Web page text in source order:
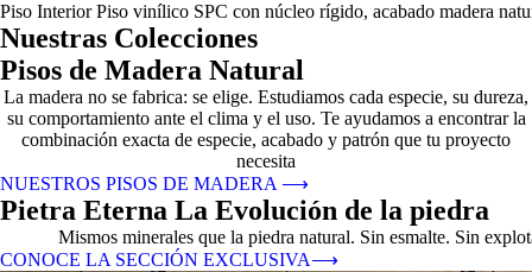
Piso Interior Piso vinílico SPC con núcleo rígido, acabado madera
Nuestras Colecciones
Pisos de Madera Natural
La madera no se fabrica: se elige. Estudiamos cada especie, su dureza,
su comportamiento ante el clima y el uso. Te ayudamos a encontrar la
combinación exacta de especie, acabado y patrón que tu proyecto
necesita
NUESTROS PISOS DE MADERA ⟶
Pietra Eterna La Evolución de la piedra
Mismos minerales que la piedra natural. Sin esmalte. Sin
CONOCE LA SECCIÓN EXCLUSIVA⟶